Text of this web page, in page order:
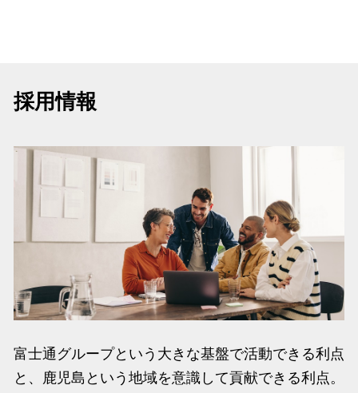
採用情報
富士通グループという大きな基盤で活動できる利点
と、鹿児島という地域を意識して貢献できる利点。